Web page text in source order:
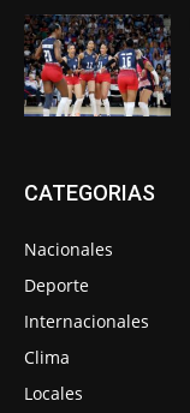
CATEGORIAS
Nacionales
Deporte
Internacionales
Clima
Locales